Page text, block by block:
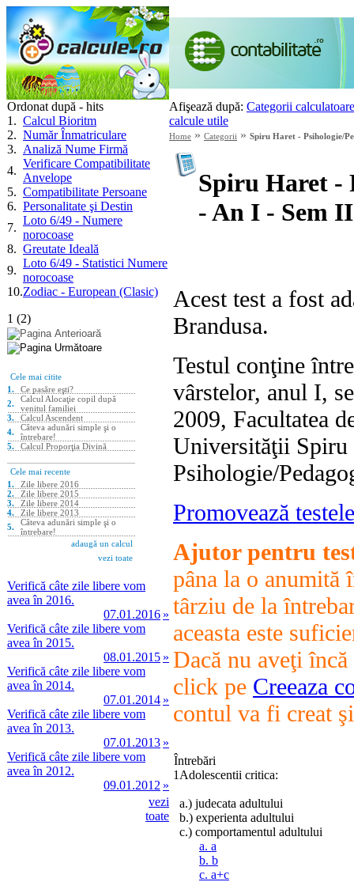
Ordonat după - hits
1 . Calcul Bioritm
2. Număr Înmatriculare
3. Analiză Nume Firmă
4.
Verificare Compatibilitate
Anvelope
5. Compatibilitate Persoane
6. Personalitate şi Destin
7.
Loto 6/49 - Numere
norocoase
8. Greutate Ideală
9.
Loto 6/49 - Statistici Numere
norocoase
10.Zodiac - European (Clasic)
1 (2)
Verifică câte zile libere vom
avea în 2016.
07.01.2016 »
Verifică câte zile libere vom
avea în 2015.
08.01.2015 »
Verifică câte zile libere vom
avea în 2014.
07.01.2014 »
Verifică câte zile libere vom
avea în 2013.
07.01.2013 »
Verifică câte zile libere vom
avea în 2012.
09.01.2012 »
vezi
toate
Afişează după: Categorii calculatoare
calcule utile
Home » Categorii » Spiru Haret - Psihologie/
Spiru Haret -
- An I - Sem
Acest test a fost
Brandusa.
Testul conţine
vârstelor, anul I,
2009, Facultatea
Universităţii Spiru
Psihologie/
Promovează
Ajutor pentru
pâna la o anumită
târziu de la
aceasta este
Dacă nu aveţi
click pe Creeaza
contul va fi creat
Întrebări
1 Adolescentii critica:
a.) judecata adultului
b.) experienta adultului
c.) comportamentul adultului
a. a
b. b
c. a+c